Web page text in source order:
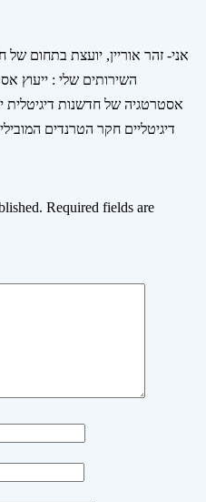
אני- זהר אוריין, יועצת בתחום של
השירותים שלי : ייעוץ
אסטרטגיה של חדשנות דיגיטלית
דיגיטליים חקר הטרנדים
Required fields are